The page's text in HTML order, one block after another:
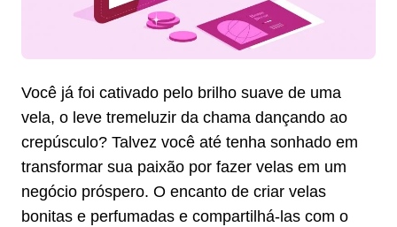
Você já foi cativado pelo brilho suave de uma
vela, o leve tremeluzir da chama dançando ao
crepúsculo? Talvez você até tenha sonhado em
transformar sua paixão por fazer velas em um
negócio próspero. O encanto de criar velas
bonitas e perfumadas e compartilhá-las com o